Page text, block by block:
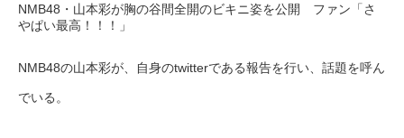
NMB48・山本彩が胸の谷間全開のビキニ姿を公開 ファン「さ
やぱい最高！！！」
NMB48の山本彩が、自身のtwitterである報告を行い、話題を呼ん
でいる。